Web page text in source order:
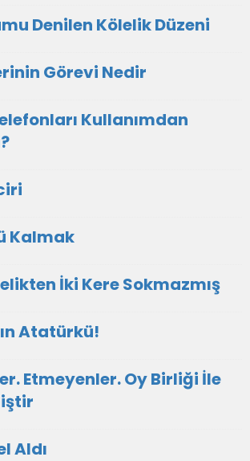
Denilen Kölelik Düzeni
Görevi Nedir
Kullanımdan
Kalmak
İki Kere Sokmazmış
Atatürkü!
Etmeyenler. Oy Birliği İle
Aldı